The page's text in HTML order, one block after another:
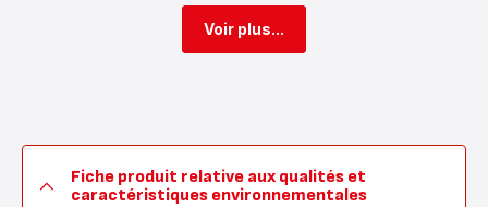
Voir plus...
Fiche produit relative aux qualités et
caractéristiques environnementales